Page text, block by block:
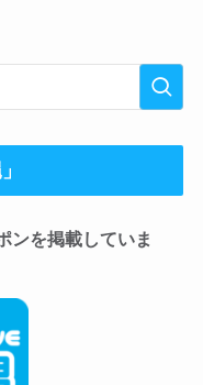
ンを掲載していま